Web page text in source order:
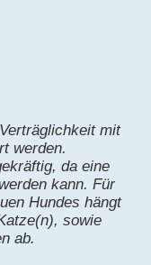
mit
werden.
da eine
kann. Für
Hundes hängt
sowie
ab.